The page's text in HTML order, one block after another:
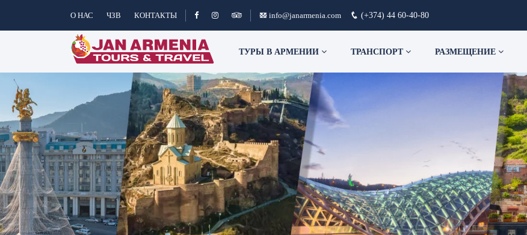
О НАС ЧЗВ КОНТАКТЫ info@janarmenia.com (+374) 44 60-40-80
ТУРЫ В АРМЕНИИ ТРАНСПОРТ РАЗМЕЩЕНИЕ